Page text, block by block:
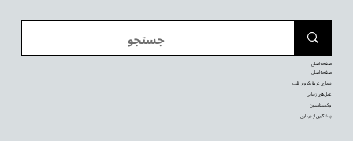
صفحه اصلی
صفحه اصلی
بیماری عروق کرونر قلب
عمل‌های زیبایی
واکسیناسیون
پیشگیری از بارداری